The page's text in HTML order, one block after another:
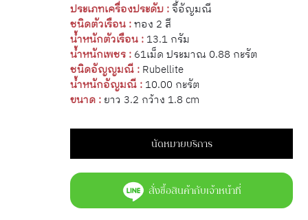
ประเภทเครื่องประดับ :จี้อัญมณี
ชนิดตัวเรือน :ทอง 2 สี
น้ำหนักตัวเรือน : 13.1 กรัม
น้ำหนักเพชร : 61เม็ด ประมาณ 0.88 กะรัต
ชนิดอัญญมณี : Rubellite
น้ำหนักอัญมณี : 10.00 กะรัต
ขนาด : ยาว 3.2 กว้าง 1.8 cm
นัดหมายบริการ
สั่งซื้อสินค้ากับเจ้าหน้าที่